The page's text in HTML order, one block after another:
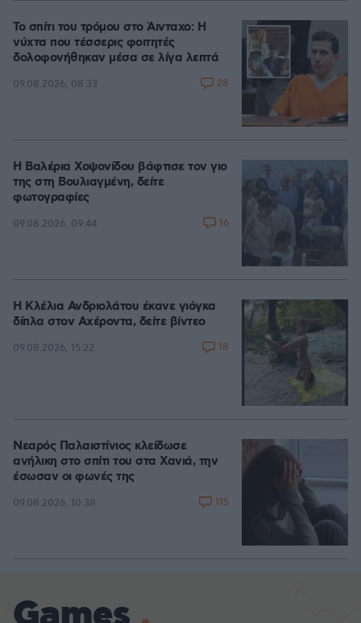
Το σπίτι του τρόμου στο Άινταχο: Η
νύχτα που τέσσερις φοιτητές
δολοφονήθηκαν μέσα σε λίγα λεπτά
09.08.2026, 08:33 28
Η Βαλέρια Χοψονίδου βάφτισε τον γιο
της στη Βουλιαγμένη, δείτε
φωτογραφίες
09.08.2026, 09:44 16
Η Κλέλια Ανδριολάτου έκανε γιόγκα
δίπλα στον Αχέροντα, δείτε βίντεο
09.08.2026, 15:22 18
Νεαρός Παλαιστίνιος κλείδωσε
ανήλικη στο σπίτι του στα Χανιά, την
έσωσαν οι φωνές της
09.08.2026, 10:38 115